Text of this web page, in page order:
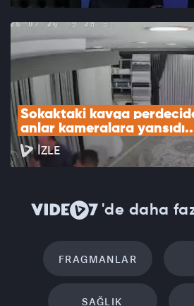
Sokaktaki kavga
anlar kameralara
İZLE
'de daha
FRAGMANLAR
SAĞLIK